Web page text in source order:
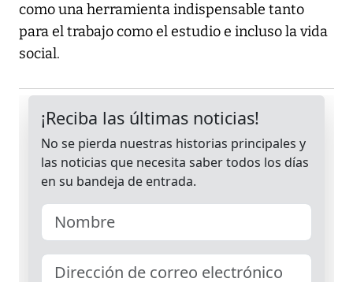
como una herramienta indispensable tanto
para el trabajo como el estudio e incluso la vida
social.